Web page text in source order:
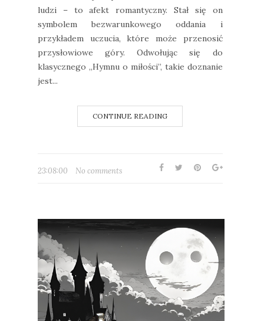
ludzi – to afekt romantyczny. Stał się on
symbolem bezwarunkowego oddania i
przykładem uczucia, które może przenosić
przysłowiowe góry. Odwołując się do
klasycznego „Hymnu o miłości”, takie doznanie
jest...
CONTINUE READING
23:08:00 No comments